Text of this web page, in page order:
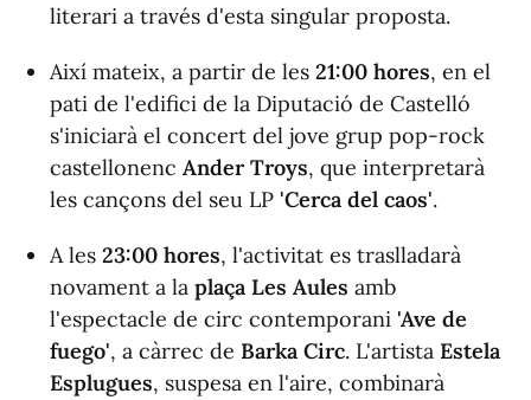
literari a través d'esta singular proposta.
Així mateix, a partir de les 21:00 hores, en el
pati de l'edifici de la Diputació de Castelló
s'iniciarà el concert del jove grup pop-rock
castellonenc Ander Troys, que interpretarà
les cançons del seu LP 'Cerca del caos'.
A les 23:00 hores, l'activitat es traslladarà
novament a la plaça Les Aules amb
l'espectacle de circ contemporani 'Ave de
fuego', a càrrec de Barka Circ. L'artista Estela
Esplugues, suspesa en l'aire, combinarà